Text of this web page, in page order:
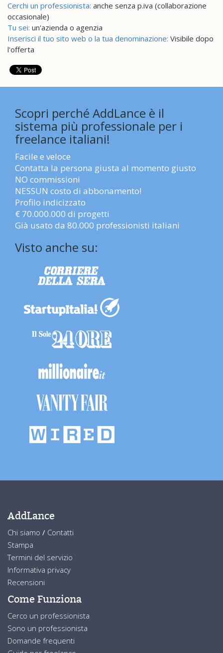
Cerchi un professionista: anche senza p.iva (collaborazione
occasionale)
Tu sei: un'azienda o agenzia
Inserisci il tuo sito web o la tua denominazione: Visibile dopo
l'offerta
Scopri perché AddLance è il
sistema più professionale per i
freelance italiani!
Facile e veloce
Contatta la persona giusta al momento giusto
NO commissioni
NESSUN costo di abbonamento!
Profilo indicizzato
€ 70.000.000 di progetti
Già usato da 80.000 professionisti italiani
Visto anche su:
AddLance
Chi siamo / Contatti
Stampa
Termini del servizio
Informativa privacy
Recensioni
Come Funziona
Cerco un professionista
Sono un professionista
Domande frequenti